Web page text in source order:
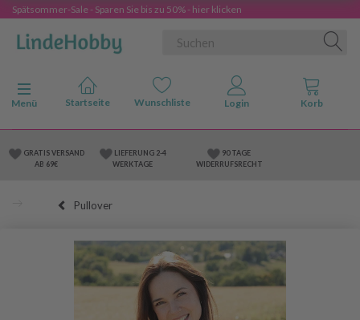
Spätsommer-Sale - Sparen Sie bis zu 50% - hier klicken
Anzeige ändern
Menü
GRATIS VERSAND
AB 69€
LIEFERUNG 2-4
WERKTAGE
90 TAGE
WIDERRUFSRECHT
Pullover